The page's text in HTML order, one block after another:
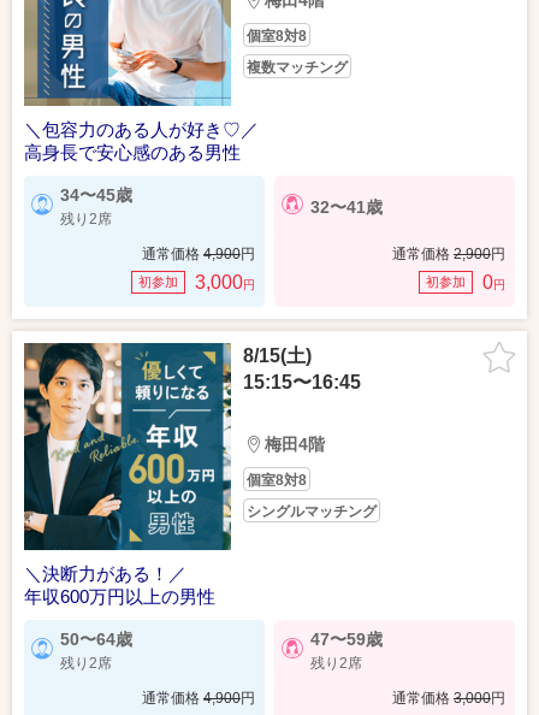
個室8対8
複数マッチング
＼包容力のある人が好き♡／
高身長で安心感のある男性
34〜45歳
残り2席
通常価格 4,900円
初参加 3,000円
32〜41歳
通常価格 2,900円
初参加 0円
8/15(土)
15:15〜16:45
梅田4階
個室8対8
シングルマッチング
＼決断力がある！／
年収600万円以上の男性
50〜64歳
残り2席
通常価格 4,900円
47〜59歳
残り2席
通常価格 3,000円